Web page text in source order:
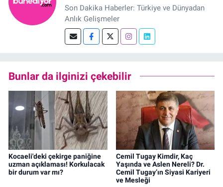
Son Dakika Haberler: Türkiye ve Dünyadan
Anlık Gelişmeler
Bunlar da ilginizi çekebilir
Kocaeli'deki çekirge paniğine
uzman açıklaması! Korkulacak
bir durum var mı?
Cemil Tugay Kimdir, Kaç
Yaşında ve Aslen Nereli? Dr.
Cemil Tugay’ın Siyasi Kariyeri
ve Mesleği